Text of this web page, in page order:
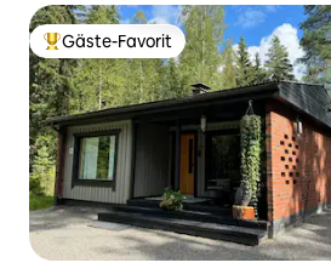
Beliebter Gäste-Favorit.
Gäste-Favorit